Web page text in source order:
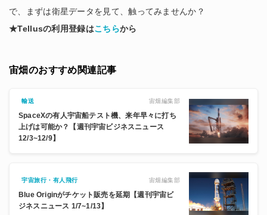
で、まずは衛星データを見て、触ってみませんか？
★Tellusの利用登録はこちらから
宙畑のおすすめ関連記事
輸送 宙畑編集部
SpaceXの有人宇宙船テスト機、来年早々に打ち
上げは可能か？【週刊宇宙ビジネスニュース
12/3~12/9】
宇宙旅行・有人飛行 宙畑編集部
Blue Originがチケット販売を延期【週刊宇宙ビ
ジネスニュース 1/7~1/13】